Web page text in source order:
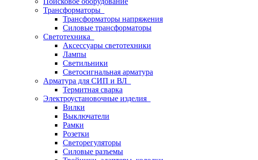
Трансформаторы
Трансформаторы напряжения
Силовые трансформаторы
Светотехника
Аксессуары светотехники
Лампы
Светильники
Светосигнальная арматура
Арматура для СИП и ВЛ
Термитная сварка
Электроустановочные изделия
Вилки
Выключатели
Рамки
Розетки
Светорегуляторы
Силовые разъемы